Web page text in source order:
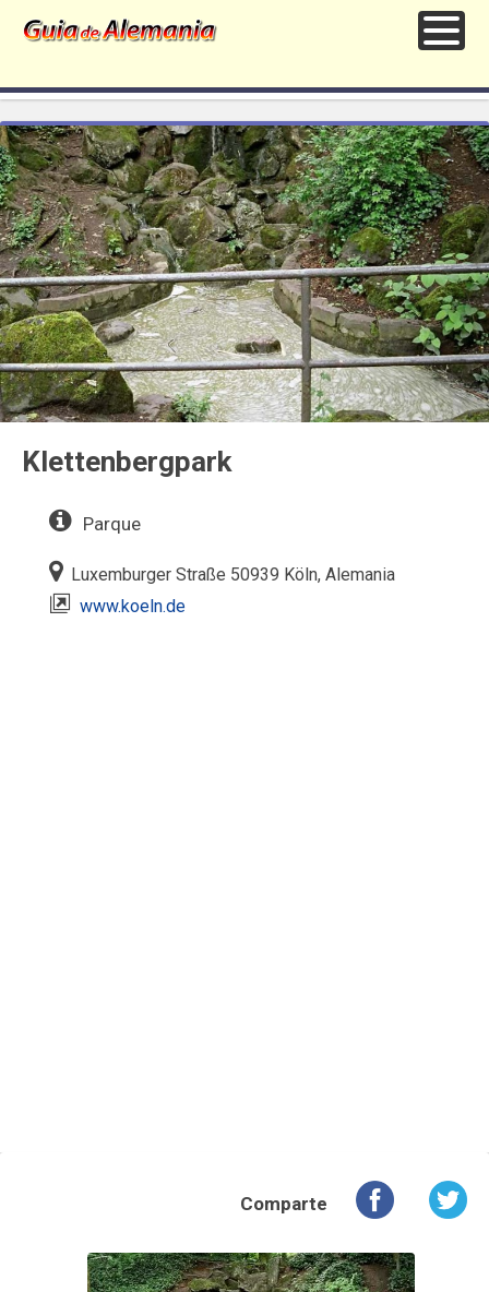
Klettenbergpark
Parque
Luxemburger Straße 50939 Köln, Alemania
www.koeln.de
Comparte